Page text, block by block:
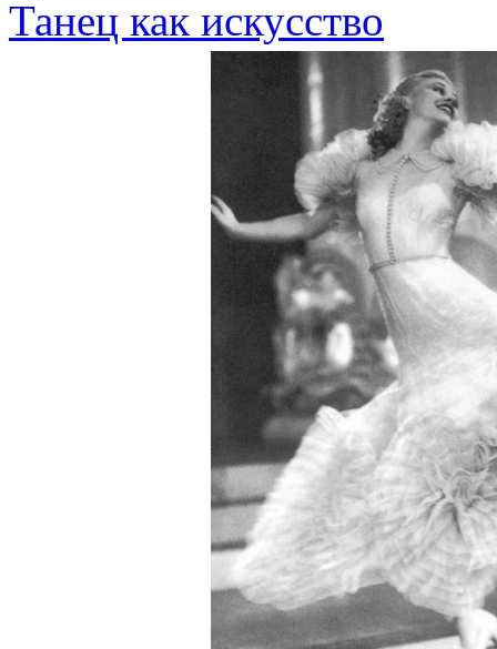
Танец как искусство